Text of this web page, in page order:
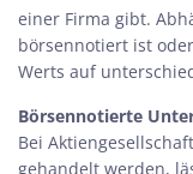
einer Firma gibt.
börsennotiert ist
Werts auf
Börsennotierte
Bei
gehandelt werden,